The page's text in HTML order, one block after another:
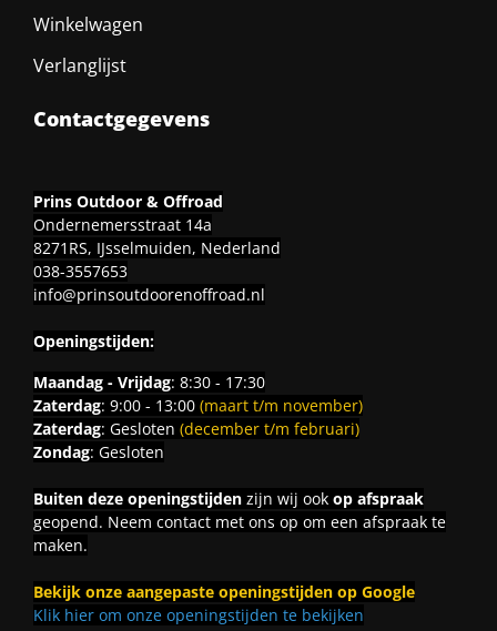
Winkelwagen
Verlanglijst
Contactgegevens
Prins Outdoor & Offroad
Ondernemersstraat 14a
8271RS, IJsselmuiden, Nederland
038-3557653
info@prinsoutdoorenoffroad.nl
Openingstijden:
Maandag - Vrijdag: 8:30 - 17:30
Zaterdag: 9:00 - 13:00 (maart t/m november)
Zaterdag: Gesloten (december t/m februari)
Zondag: Gesloten
Buiten deze openingstijdenzijn wij ook op afspraak
geopend. Neem contact met ons op om een afspraak te
maken.
Bekijk onze aangepaste openingstijden op Google
Klik hier om onze openingstijden te bekijken